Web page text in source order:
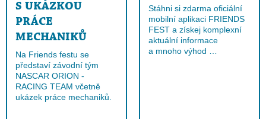
S UKÁZKOU
PRÁCE
MECHANIKŮ
Na Friends festu se
představí závodní tým
NASCAR ORION -
RACING TEAM včetně
ukázek práce mechaniků.
Stáhni si zdarma oficiální
mobilní aplikaci FRIENDS
FEST a získej komplexní
aktuální informace
a mnoho výhod …